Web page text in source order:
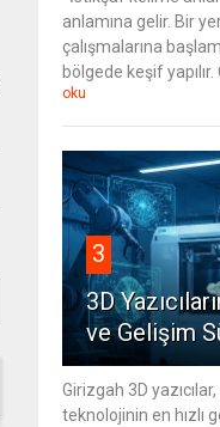
anlamına gelir. Bir
çalışmalarına
bölgede keşif yapılır.
oku
3
3D
ve Gelişim
Girizgah 3D
teknolojinin en hızlı